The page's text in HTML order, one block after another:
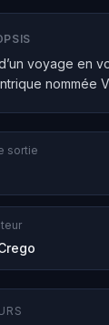
voyage en
nommée
sortie